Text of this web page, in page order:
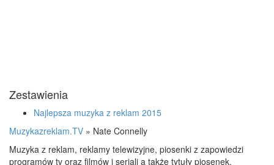
Zestawienia
Najlepsza muzyka z reklam 2015
Muzykazreklam.TV » Nate Connelly
Muzyka z reklam, reklamy telewizyjne, piosenki z zapowiedzi
programów tv oraz filmów i seriali a także tytuły piosenek.